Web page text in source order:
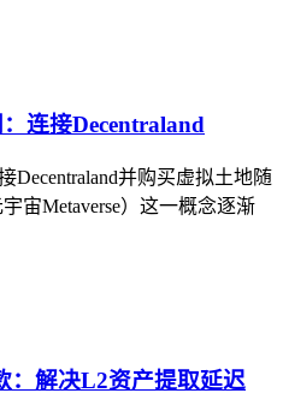
连接Decentraland
Decentraland并购买虚拟土地随
宙Metaverse）这一概念逐渐
：解决L2资产提取延迟